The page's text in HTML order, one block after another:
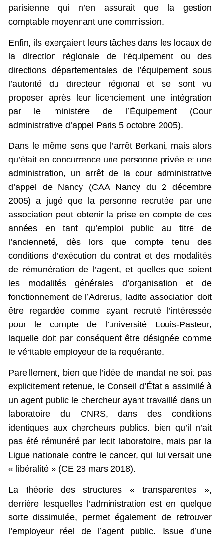
parisienne qui n’en assurait que la gestion
comptable moyennant une commission.
Enfin, ils exerçaient leurs tâches dans les locaux de
la direction régionale de l’équipement ou des
directions départementales de l’équipement sous
l’autorité du directeur régional et se sont vu
proposer après leur licenciement une intégration
par le ministère de l’Équipement (Cour
administrative d’appel Paris 5 octobre 2005).
Dans le même sens que l’arrêt Berkani, mais alors
qu’était en concurrence une personne privée et une
administration, un arrêt de la cour administrative
d’appel de Nancy (CAA Nancy du 2 décembre
2005) a jugé que la personne recrutée par une
association peut obtenir la prise en compte de ces
années en tant qu’emploi public au titre de
l’ancienneté, dès lors que compte tenu des
conditions d’exécution du contrat et des modalités
de rémunération de l’agent, et quelles que soient
les modalités générales d’organisation et de
fonctionnement de l’Adrerus, ladite association doit
être regardée comme ayant recruté l’intéressée
pour le compte de l’université Louis-Pasteur,
laquelle doit par conséquent être désignée comme
le véritable employeur de la requérante.
Pareillement, bien que l’idée de mandat ne soit pas
explicitement retenue, le Conseil d’État a assimilé à
un agent public le chercheur ayant travaillé dans un
laboratoire du CNRS, dans des conditions
identiques aux chercheurs publics, bien qu’il n’ait
pas été rémunéré par ledit laboratoire, mais par la
Ligue nationale contre le cancer, qui lui versait une
« libéralité » (CE 28 mars 2018).
La théorie des structures « transparentes »,
derrière lesquelles l’administration est en quelque
sorte dissimulée, permet également de retrouver
l’employeur réel de l’agent public. Issue d’une